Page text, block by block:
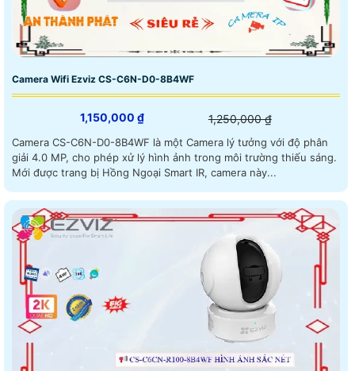
Camera Wifi Ezviz CS-C6N-D0-8B4WF
1,150,000 ₫ 1,250,000 ₫
Camera CS-C6N-D0-8B4WF là một Camera lý tưởng với độ phân
giải 4.0 MP, cho phép xử lý hình ảnh trong môi trường thiếu sáng.
Mới được trang bị Hồng Ngoại Smart IR, camera này...